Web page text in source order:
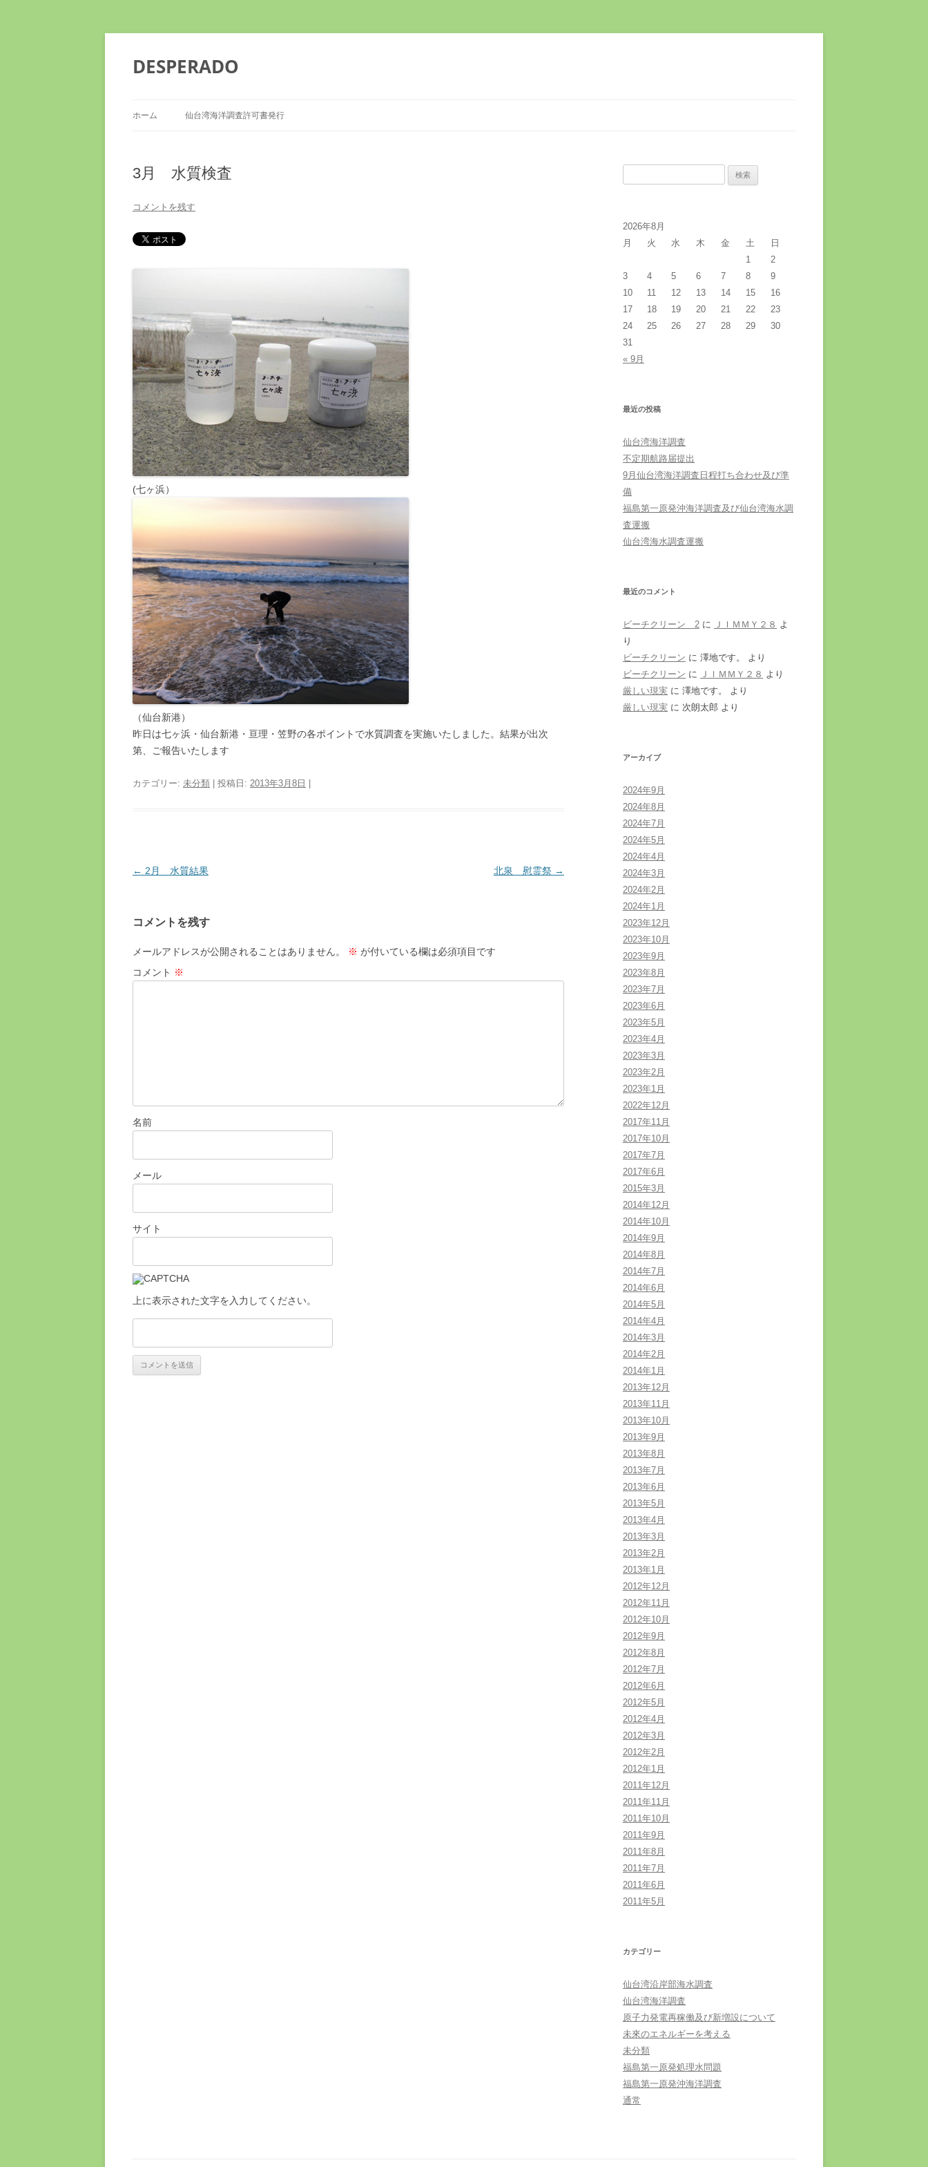
DESPERADO
ホーム 仙台湾海洋調査許可書発行
3月 水質検査
コメントを残す
(七ヶ浜）
（仙台新港）
昨日は七ヶ浜・仙台新港・亘理・笠野の各ポイントで水質調査を実施いたしました。結果が出次
第、ご報告いたします
カテゴリー: 未分類 | 投稿日: 2013年3月8日
投
ビ
ゲ
ー
シ
← 2月 水質結果 北泉 慰霊祭 →
コメントを残す
メールアドレスが公開されることはありません。 ※ が付いている欄は必須項目です
コメント ※
名前
メール
サイト
上に表示された文字を入力してください。
2026年8月
月
火 水 木 金 土
日
1
2
3
4 5 6 7 8
9
10
11 12 13 14 15
16
17
18 19 20 21 22
23
24
25 26 27 28 29
30
31
« 9月
最近の投稿
仙台湾海洋調査
不定期航路届提出
9月仙台湾海洋調査日程打ち合わせ及び準
備
福島第一原発沖海洋調査及び仙台湾海水調
査運搬
仙台湾海水調査運搬
最近のコメント
ビーチクリーン 2 に ＪＩＭＭＹ２８ よ
り
ビーチクリーン に 澤地です。
より
ビーチクリーン に ＪＩＭＭＹ２８ より
厳しい現実 に 澤地です。
より
厳しい現実 に 次朗太郎 より
アーカイブ
2024年9月
2024年8月
2024年7月
2024年5月
2024年4月
2024年3月
2024年2月
2024年1月
2023年12月
2023年10月
2023年9月
2023年8月
2023年7月
2023年6月
2023年5月
2023年4月
2023年3月
2023年2月
2023年1月
2022年12月
2017年11月
2017年10月
2017年7月
2017年6月
2015年3月
2014年12月
2014年10月
2014年9月
2014年8月
2014年7月
2014年6月
2014年5月
2014年4月
2014年3月
2014年2月
2014年1月
2013年12月
2013年11月
2013年10月
2013年9月
2013年8月
2013年7月
2013年6月
2013年5月
2013年4月
2013年3月
2013年2月
2013年1月
2012年12月
2012年11月
2012年10月
2012年9月
2012年8月
2012年7月
2012年6月
2012年5月
2012年4月
2012年3月
2012年2月
2012年1月
2011年12月
2011年11月
2011年10月
2011年9月
2011年8月
2011年7月
2011年6月
2011年5月
カテゴリー
仙台湾沿岸部海水調査
仙台湾海洋調査
原子力発電再稼働及び新増設について
未來のエネルギーを考える
未分類
福島第一原発処理水問題
福島第一原発沖海洋調査
通常